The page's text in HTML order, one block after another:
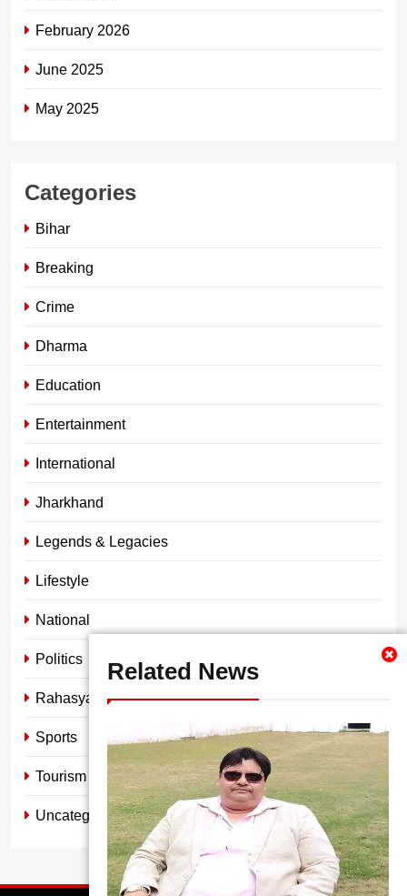
Related News
February 2026
June 2025
May 2025
Categories
Bihar
Breaking
Crime
Dharma
Education
Entertainment
International
Jharkhand
Legends & Legacies
Lifestyle
National
Politics
Rahasya
Sports
Tourism
Uncategorized